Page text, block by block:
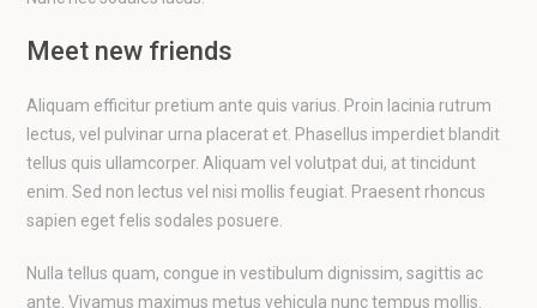
Meet new friends
Aliquam efficitur pretium ante quis varius. Proin lacinia rutrum
lectus, vel pulvinar urna placerat et. Phasellus imperdiet blandit
tellus quis ullamcorper. Aliquam vel volutpat dui, at tincidunt
enim. Sed non lectus vel nisi mollis feugiat. Praesent rhoncus
sapien eget felis sodales posuere.
Nulla tellus quam, congue in vestibulum dignissim, sagittis ac
ante. Vivamus maximus metus vehicula nunc tempus mollis.